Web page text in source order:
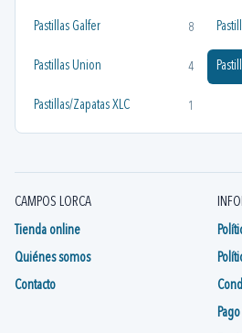
Pastillas Galfer 8
Pastillas Union 4
Pastillas/Zapatas XLC 1
CAMPOS LORCA
Tienda online
Quiénes somos
Contacto